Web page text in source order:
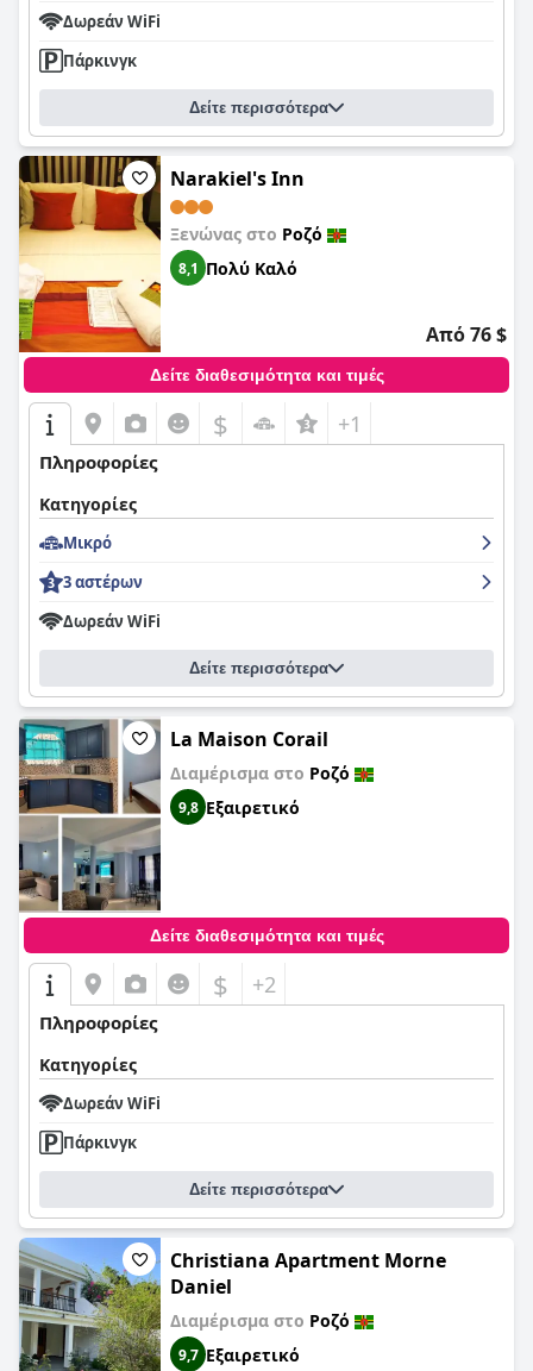
Δωρεάν WiFi
Πάρκινγκ
Δείτε περισσότερα
Narakiel's Inn
Ξενώνας στο Ροζό
8,1 Πολύ Καλό
Από 76 $
Δείτε διαθεσιμότητα και τιμές
$ +1
Πληροφορίες
Κατηγορίες
Μικρό
3 αστέρων
Δωρεάν WiFi
Δείτε περισσότερα
La Maison Corail
Διαμέρισμα στο Ροζό
9,8 Εξαιρετικό
Δείτε διαθεσιμότητα και τιμές
$ +2
Πληροφορίες
Κατηγορίες
Δωρεάν WiFi
Πάρκινγκ
Δείτε περισσότερα
Christiana Apartment Morne
Daniel
Διαμέρισμα στο Ροζό
9,7 Εξαιρετικό